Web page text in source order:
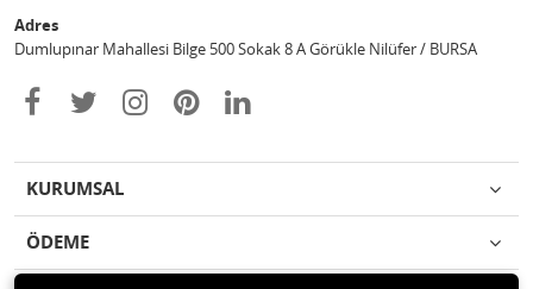
Adres
Dumlupınar Mahallesi Bilge 500 Sokak 8 A Görükle Nilüfer / BURSA
KURUMSAL
ÖDEME